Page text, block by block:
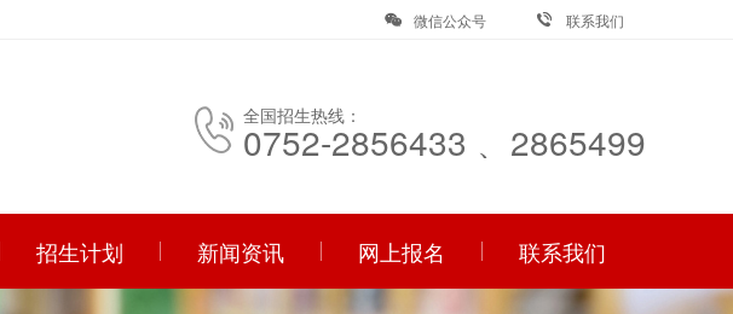
微信公众号 联系我们
全国招生热线：
0752-2856433 、2865499
招生计划 新闻资讯 网上报名 联系我们